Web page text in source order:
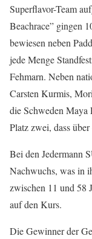
Superflavor-Team
Beachrace” gingen
bewiesen neben
jede Menge
Fehmarn. Neben
Carsten Kurmis,
die Schweden Maya
Platz zwei, dass
Bei den Jedermann
Nachwuchs, was in
zwischen 11 und 58
auf den Kurs.
Die Gewinner der